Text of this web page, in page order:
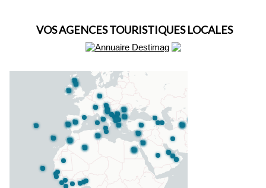
VOS AGENCES TOURISTIQUES LOCALES